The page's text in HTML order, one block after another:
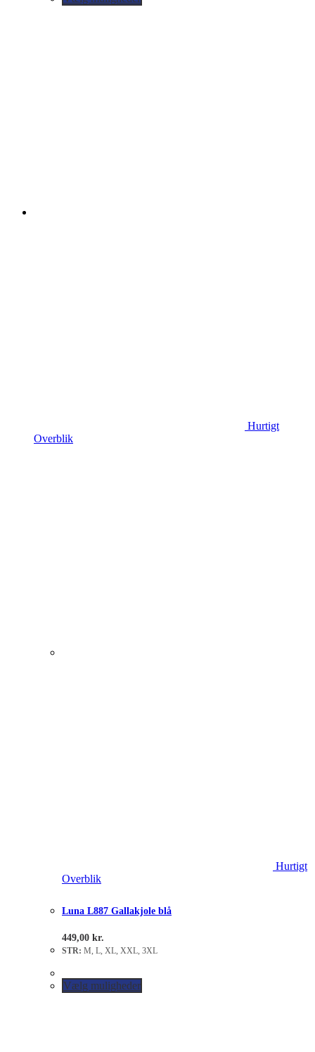
Hurtigt
Overblik
Hurtigt
Overblik
Luna L887 Gallakjole blå
449,00 kr.
STR: M, L, XL, XXL, 3XL
Vælg muligheder